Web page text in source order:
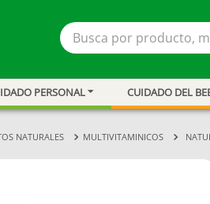
Busca por producto,
PERSONAL CUIDADO DEL
NATURALES MULTIVITAMINICOS